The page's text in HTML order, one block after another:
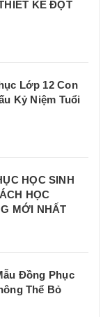
KẾ ĐỘT
Lớp 12 Con
Kỷ Niệm Tuổi
HỌC SINH
HỌC
MỚI NHẤT
Đồng Phục
Thể Bỏ